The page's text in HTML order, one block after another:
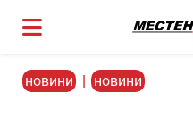
новини | новини